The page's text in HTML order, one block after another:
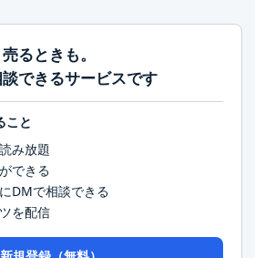
るときも。
できるサービスです
こと
み放題
できる
DMで相談できる
を配信